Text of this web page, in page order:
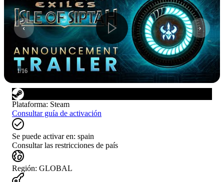
1/16
Plataforma: Steam
Consultar guía de activación
Se puede activar en: spain
Consultar las restricciones de país
Región: GLOBAL